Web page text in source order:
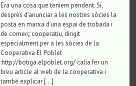
Era una cosa que teníem pendent. Si,
desprès d’anunciar a les nostres sòcies la
posta en marxa d’una espai de trobada i
de comerç cooperatiu, dirigit
especialment per a les sòcies de la
Cooperativa El Poblet
:http://botiga.elpoblet.org/ calia fer un
breu article al web de la cooperativa i
també explicar […]